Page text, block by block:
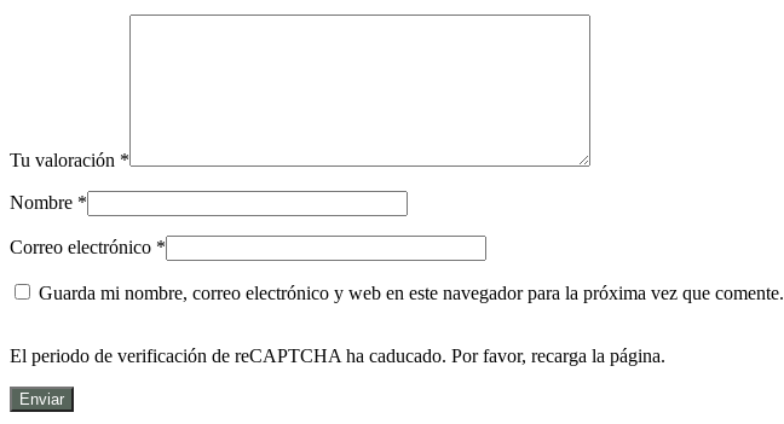
Tu valoración *
Nombre *
Correo electrónico *
Guarda mi nombre, correo electrónico y web en este navegador para la próxima vez que comente.
El periodo de verificación de reCAPTCHA ha caducado. Por favor, recarga la página.